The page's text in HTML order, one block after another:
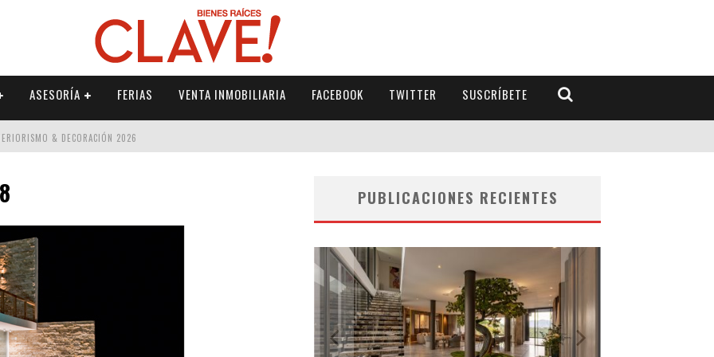
ASESORÍA FERIAS VENTA INMOBILIARIA FACEBOOK TWITTER SUSCRÍBETE
& DECORACIÓN 2026
& DECORACIÓN 2026
PUBLICACIONES RECIENTES